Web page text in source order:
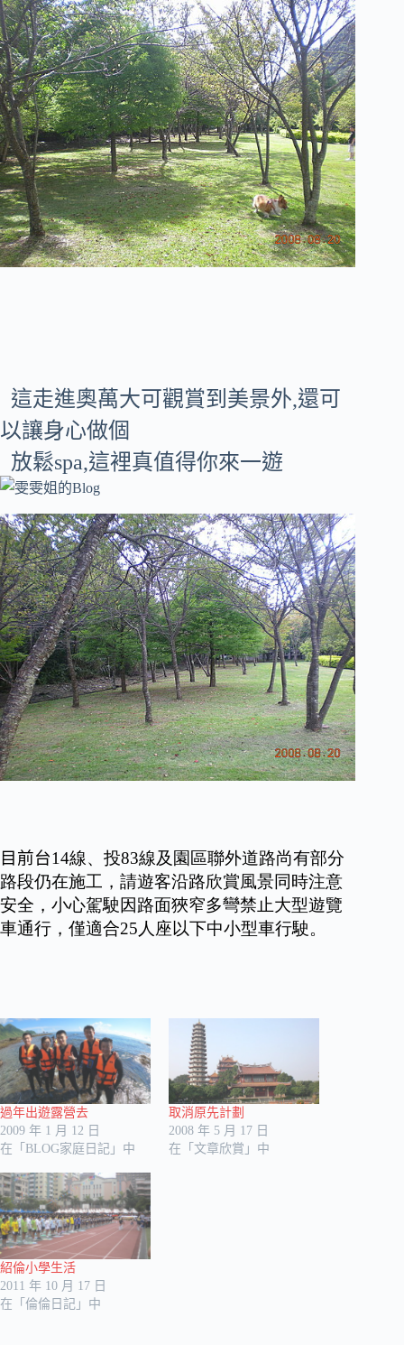
這走進奧萬大可觀賞到美景外,還可
以讓身心做個
放鬆spa,這裡真值得你來一遊
目前台14線、投83線及園區聯外道路尚有部分
路段仍在施工，請遊客沿路欣賞風景同時注意
安全，小心駕駛因路面狹窄多彎禁止大型遊覽
車通行，僅適合25人座以下中小型車行駛。
過年出遊露營去
2009 年 1 月 12 日
在「BLOG家庭日記」中
取消原先計劃
2008 年 5 月 17 日
在「文章欣賞」中
紹倫小學生活
2011 年 10 月 17 日
在「倫倫日記」中